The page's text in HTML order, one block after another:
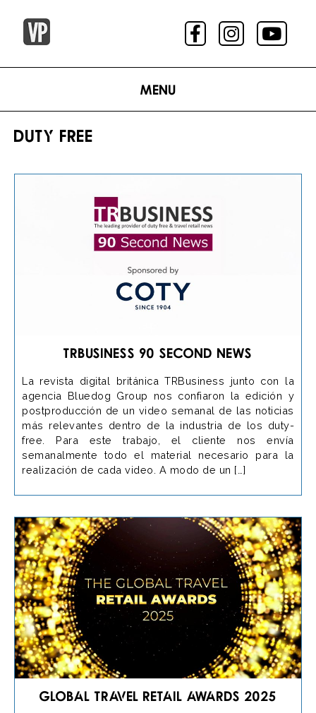
Menu
DUTY FREE
TRBusiness 90 Second News
La revista digital británica TRBusiness junto con la
agencia Bluedog Group nos confiaron la edición y
postproducción de un video semanal de las noticias
más relevantes dentro de la industria de los duty-
free. Para este trabajo, el cliente nos envía
semanalmente todo el material necesario para la
realización de cada video. A modo de un […]
Global Travel Retail Awards 2025